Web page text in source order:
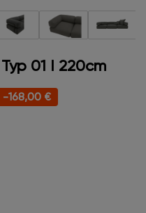
01 I 220cm
-168,00 €